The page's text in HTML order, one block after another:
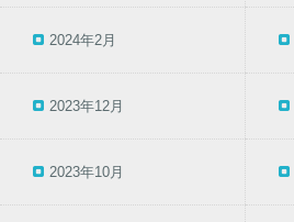
2024年2月
2023年12月
2023年10月